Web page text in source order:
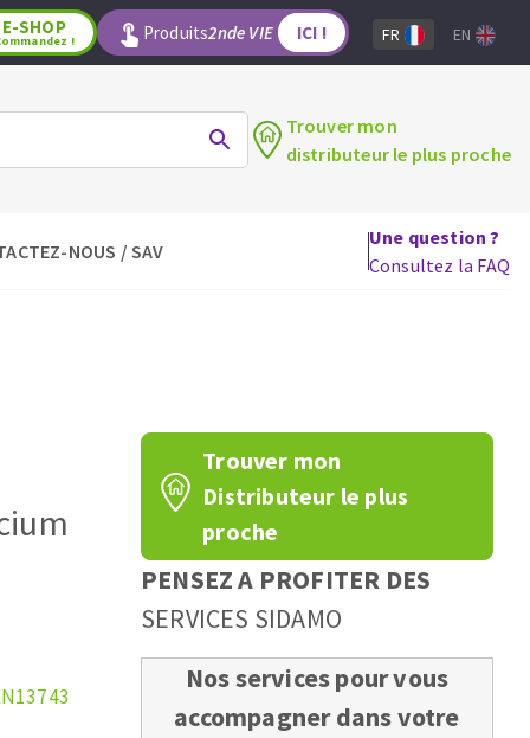
OUTILS POUR LE BOIS
Fraises carbure
Fers et plaquettes
Lames de scie à ruban
E-SHOP
! Produits2nde VIE ICI ! FR EN
Trouver mon
distributeur le plus proche
NOUS / SAV
Une question ?
Consultez la FAQ
Trouver mon
Distributeur le plus
proche
PENSEZ A PROFITER DES
SERVICES SIDAMO
Nos services pour vous
accompagner dans votre